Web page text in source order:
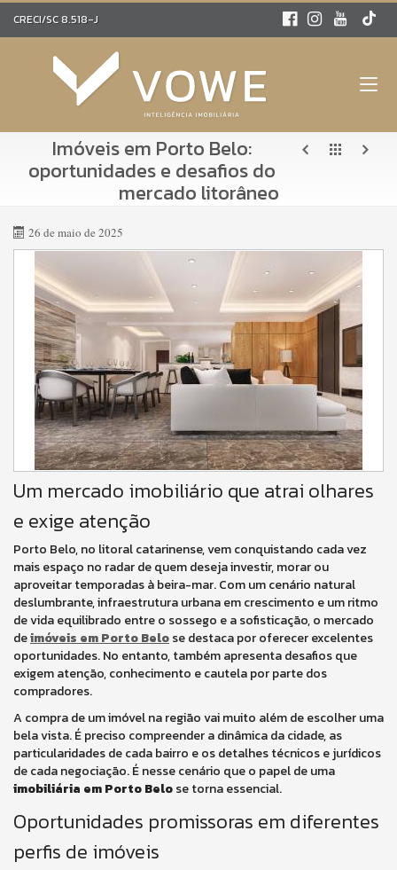
CRECI/SC 8.518-J
Imóveis em Porto Belo:
oportunidades e desafios do
mercado litorâneo
26 de maio de 2025
Um mercado imobiliário que atrai olhares
e exige atenção
Porto Belo, no litoral catarinense, vem conquistando cada vez
mais espaço no radar de quem deseja investir, morar ou
aproveitar temporadas à beira-mar. Com um cenário natural
deslumbrante, infraestrutura urbana em crescimento e um ritmo
de vida equilibrado entre o sossego e a sofisticação, o mercado
deimóveis em Porto Belose destaca por oferecer excelentes
oportunidades. No entanto, também apresenta desafios que
exigem atenção, conhecimento e cautela por parte dos
compradores.
A compra de um imóvel na região vai muito além de escolher uma
bela vista. É preciso compreender a dinâmica da cidade, as
particularidades de cada bairro e os detalhes técnicos e jurídicos
de cada negociação. É nesse cenário que o papel de uma
imobiliária em Porto Belose torna essencial.
Oportunidades promissoras em diferentes
perfis de imóveis